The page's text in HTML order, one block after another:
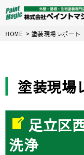
Skip
HOME > 塗装現場レポート
塗装現場
足立区
洗浄